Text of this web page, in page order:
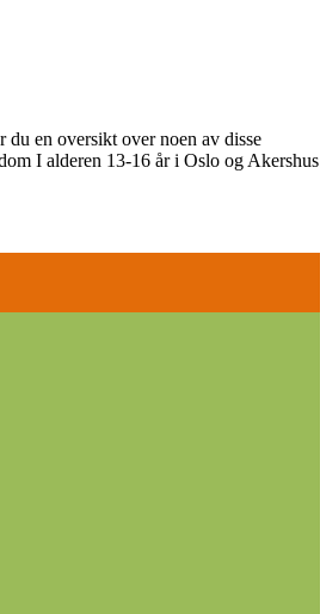
en oversikt over noen av disse
I alderen 13-16 år i Oslo og Akershus